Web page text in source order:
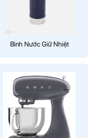
Bình Nước Giữ Nhiệt